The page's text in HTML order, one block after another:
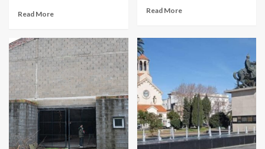
Read More Read More